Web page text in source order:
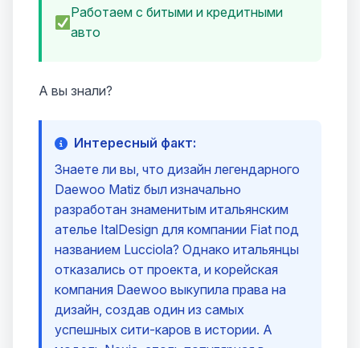
Работаем с битыми и кредитными
авто
А вы знали?
Интересный факт:
Знаете ли вы, что дизайн легендарного
Daewoo Matiz был изначально
разработан знаменитым итальянским
ателье ItalDesign для компании Fiat под
названием Lucciola? Однако итальянцы
отказались от проекта, и корейская
компания Daewoo выкупила права на
дизайн, создав один из самых
успешных сити-каров в истории. А